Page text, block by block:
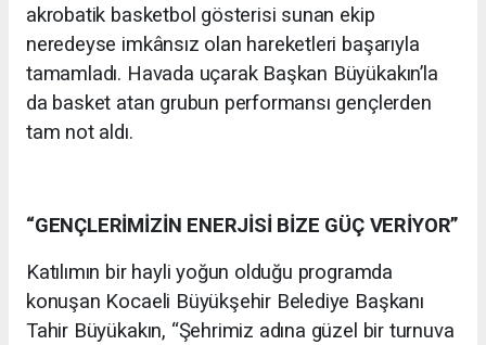
akrobatik basketbol gösterisi sunan ekip
neredeyse imkânsız olan hareketleri başarıyla
tamamladı. Havada uçarak Başkan Büyükakın’la
da basket atan grubun performansı gençlerden
tam not aldı.
“GENÇLERİMİZİN ENERJİSİ BİZE GÜÇ VERİYOR”
Katılımın bir hayli yoğun olduğu programda
konuşan Kocaeli Büyükşehir Belediye Başkanı
Tahir Büyükakın, “Şehrimiz adına güzel bir turnuva